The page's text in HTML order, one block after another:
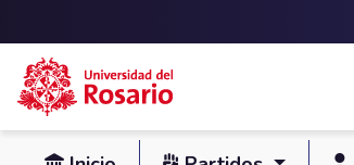
Pasar al contenido principal